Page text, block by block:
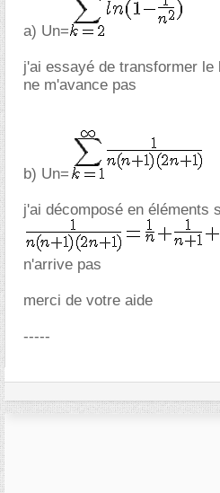
a) Un=
j'ai essayé de transformer le
ne m'avance pas
b) Un=
j'ai décomposé en éléments
n'arrive pas
merci de votre aide
-----